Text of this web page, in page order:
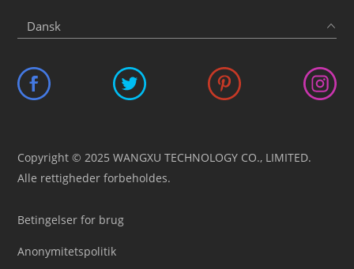
Copyright © 2025 WANGXU TECHNOLOGY CO., LIMITED.
Alle rettigheder forbeholdes.
Betingelser for brug
Anonymitetspolitik